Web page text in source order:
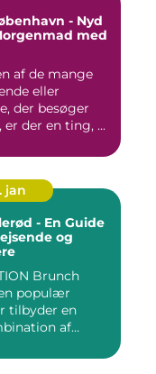
- Nyd
med
af de mange
eller
der besøger
er der en ting, ...
jan
- En Guide
og
populær
tilbyder en
af